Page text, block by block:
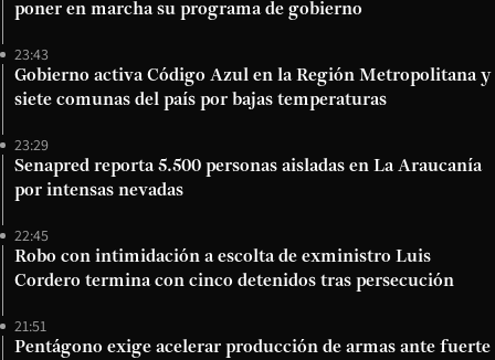
poner en marcha su programa de gobierno
23:43
Gobierno activa Código Azul en la Región Metropolitana y
siete comunas del país por bajas temperaturas
23:29
Senapred reporta 5.500 personas aisladas en La Araucanía
por intensas nevadas
22:45
Robo con intimidación a escolta de exministro Luis
Cordero termina con cinco detenidos tras persecución
21:51
Pentágono exige acelerar producción de armas ante fuerte